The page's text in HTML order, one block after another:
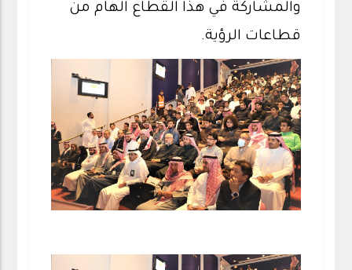
والمشاركة في هذا القطاع الهام من
قطاعات الرؤية.